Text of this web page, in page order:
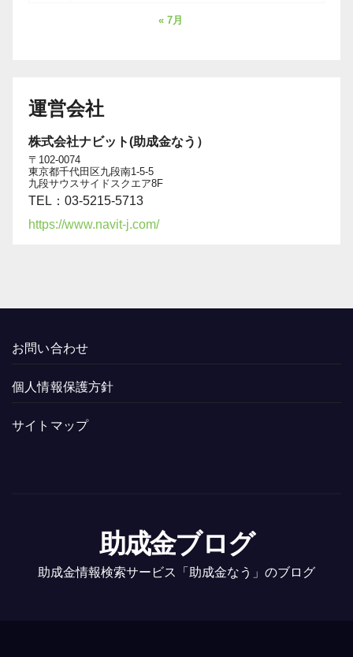
« 7月
運営会社
株式会社ナビット(助成金なう）
〒102-0074
東京都千代田区九段南1-5-5
九段サウスサイドスクエア8F
TEL：03-5215-5713
https://www.navit-j.com/
お問い合わせ
個人情報保護方針
サイトマップ
助成金ブログ
助成金情報検索サービス「助成金なう」のブログ